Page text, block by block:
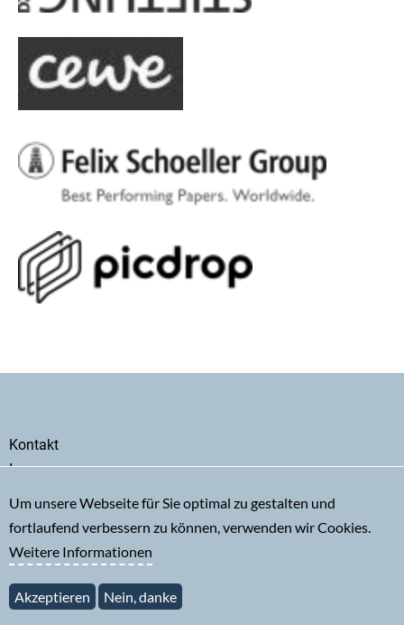
Secondary
menu
Kontakt
Impressum
Um unsere Webseite für Sie optimal zu gestalten und
fortlaufend verbessern zu können, verwenden wir Cookies.
Weitere Informationen
Akzeptieren Nein, danke